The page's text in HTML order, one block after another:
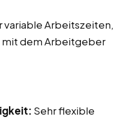
variable Arbeitszeiten,
mit dem Arbeitgeber
Sehr flexible